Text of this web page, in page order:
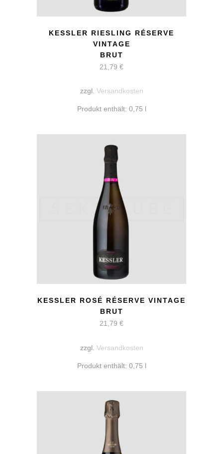
KESSLER RIESLING RÉSERVE
VINTAGE
BRUT
21,79 €
zzgl. Versandkosten
Produkt enthält: 0,75 l
KESSLER ROSÉ RÉSERVE VINTAGE
BRUT
21,79 €
zzgl. Versandkosten
Produkt enthält: 0,75 l